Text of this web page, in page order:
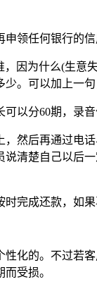
领任何银行的
因为什么(生
。可以加上一
以分60期，录
然后再通过电
清楚自己以后
完成还款，如
化的。不过若
受损。